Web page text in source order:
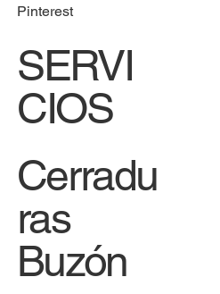
Pinterest
SERVI
CIOS
Cerradu
ras
Buzón